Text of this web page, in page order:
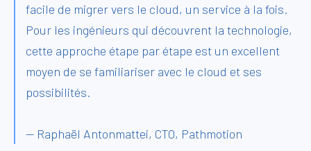
facile de migrer vers le cloud, un service à la fois.
Pour les ingénieurs qui découvrent la technologie,
cette approche étape par étape est un excellent
moyen de se familiariser avec le cloud et ses
possibilités.
— Raphaël Antonmattei, CTO, Pathmotion